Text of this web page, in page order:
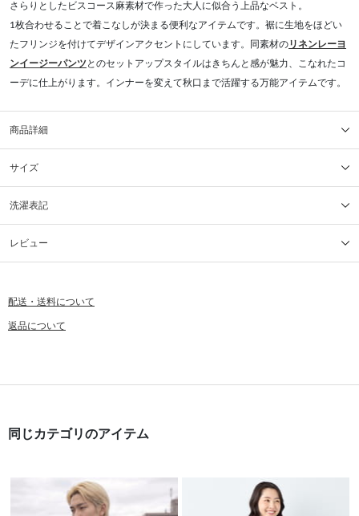
さらりとしたビスコース麻素材で作った大人に似合う上品なベスト。
1枚合わせることで着こなしが決まる便利なアイテムです。裾に生地をほどい
たフリンジを付けてデザインアクセントにしています。同素材のリネンレーヨ
ンイージーパンツとのセットアップスタイルはきちんと感が魅力、こなれたコ
ーデに仕上がります。インナーを変えて秋口まで活躍する万能アイテムです。
商品詳細
サイズ
洗濯表記
レビュー
配送・送料について
返品について
同じカテゴリのアイテム